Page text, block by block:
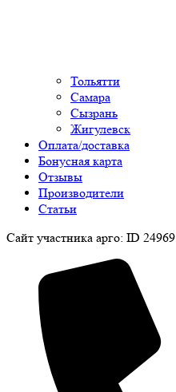
Тольятти
Самара
Сызрань
Жигулевск
Оплата/доставка
Бонусная карта
Отзывы
Производители
Статьи
Сайт участника арго: ID 24969